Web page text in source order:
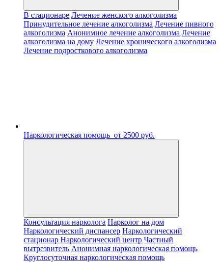
В стационаре Лечение женского алкоголизма
Принудительное лечение алкоголизма Лечение пивного
алкоголизма Анонимное лечение алкоголизма Лечение
алкоголизма на дому Лечение хронического алкоголизма
Лечение подросткового алкоголизма
Наркологическая помощь от 2500 руб.
Консультация нарколога Нарколог на дом
Наркологический диспансер Наркологический
стационар Наркологический центр Частный
вытрезвитель Анонимная наркологическая помощь
Круглосуточная наркологическая помощь